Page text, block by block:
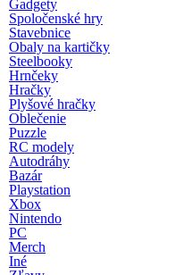
Gadgety
Spoločenské hry
Stavebnice
Obaly na kartičky
Steelbooky
Hrnčeky
Hračky
Plyšové hračky
Oblečenie
Puzzle
RC modely
Autodráhy
Bazár
Playstation
Xbox
Nintendo
PC
Merch
Iné